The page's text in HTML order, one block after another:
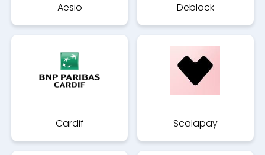
Aesio Deblock
Cardif Scalapay